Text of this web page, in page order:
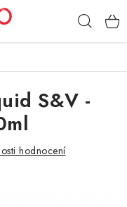
S&V -
hodnocení